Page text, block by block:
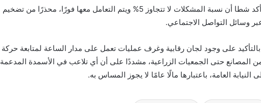
وحول الشكاوى، أكد شطا أن نسبة المشكلات لا تتجاوز 5% ويتم التعامل معها فورًا، محذرًا من تضخيم
وسائل التواصل الاجتماعي.
بالتأكيد على وجود لجان رقابية وغرف عمليات تعمل على مدار الساعة لمتابعة حركة
المصانع حتى الجمعيات الزراعية، مشددًا على أن أي تلاعب في الأسمدة المدعمة
النيابة العامة، باعتبارها مالًا عامًا لا يجوز المساس به.